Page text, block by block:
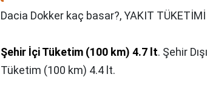
Dacia Dokker kaç basar?,YAKIT TÜKETİMİ
Şehir İçi Tüketim (100 km) 4.7 lt. Şehir
Tüketim (100 km) 4.4 lt.